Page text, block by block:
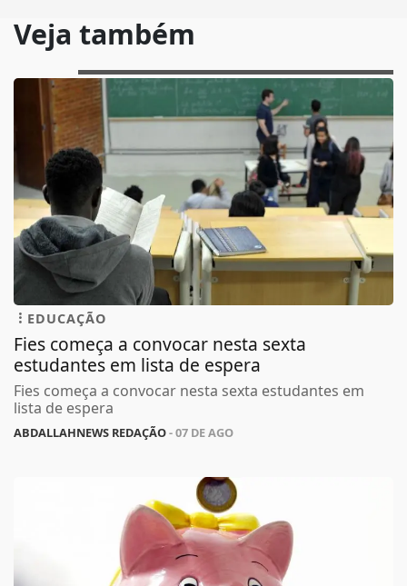
Veja também
EDUCAÇÃO
Fies começa a convocar nesta sexta
estudantes em lista de espera
Fies começa a convocar nesta sexta estudantes em
lista de espera
ABDALLAHNEWS REDAÇÃO- 07 DE AGO